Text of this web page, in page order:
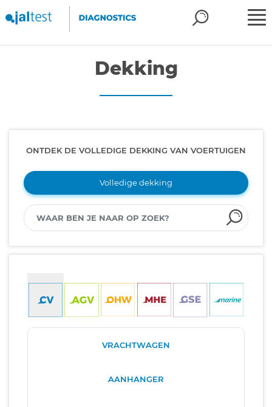
Dekking
ONTDEK DE VOLLEDIGE DEKKING VAN VOERTUIGEN
Volledige dekking
VRACHTWAGEN
AANHANGER